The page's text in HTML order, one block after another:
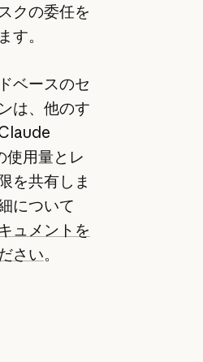
クの委任を
す。
ベースのセ
は、他のす
使用量とレ
を共有しま
について
ュメントを
さい。